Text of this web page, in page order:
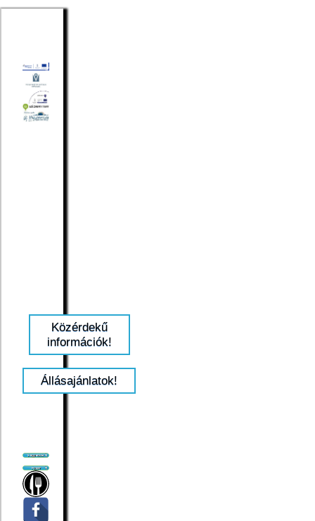
Közérdekű
információk!
Állásajánlatok!